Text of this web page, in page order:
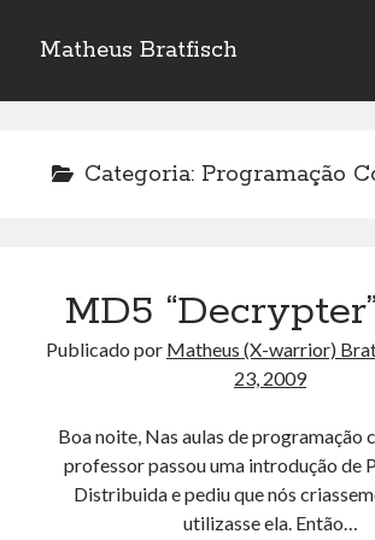
Matheus Bratfisch
Barra
1 2
5 6 7 8 9
17 18 19 20 21 22 23
24 25 26 27 28 29 30
Categoria: Programação
MD5
Publicado por Matheus (X-warrior)
23, 2009
Boa noite, Nas aulas de programação
professor passou uma introdução de
Distribuida e pediu que nós
utilizasse ela. Então…